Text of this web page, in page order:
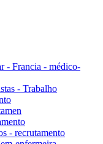
- Francia - médico-
- Trabalho
- recrutamento